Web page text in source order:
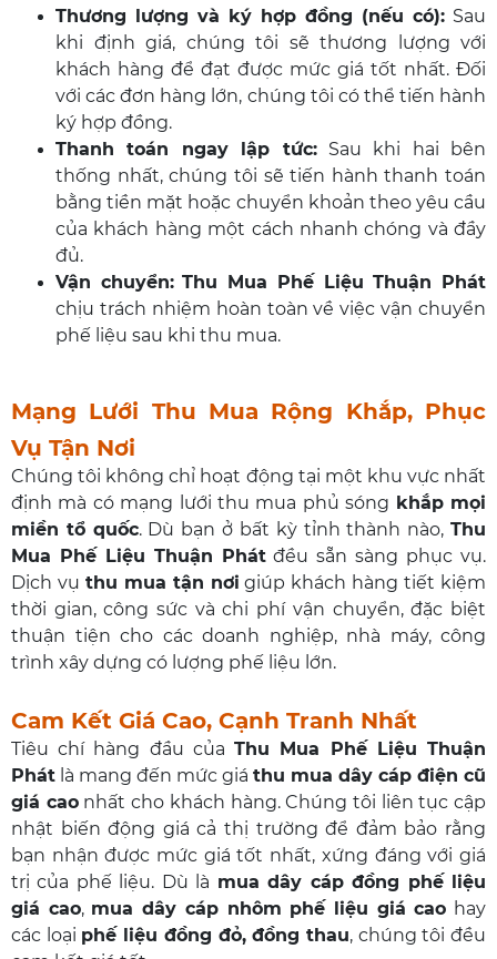
Thương lượng và ký hợp đồng (nếu có): Sau
khi định giá, chúng tôi sẽ thương lượng với
khách hàng để đạt được mức giá tốt nhất. Đối
với các đơn hàng lớn, chúng tôi có thể tiến hành
ký hợp đồng.
Thanh toán ngay lập tức:Sau khi hai bên
thống nhất, chúng tôi sẽ tiến hành thanh toán
bằng tiền mặt hoặc chuyển khoản theo yêu cầu
của khách hàng một cách nhanh chóng và đầy
đủ.
Vận chuyển: Thu Mua Phế Liệu Thuận Phát
chịu trách nhiệm hoàn toàn về việc vận chuyển
phế liệu sau khi thu mua.
Mạng Lưới Thu Mua Rộng Khắp, Phục
Vụ Tận Nơi
Chúng tôi không chỉ hoạt động tại một khu vực nhất
định mà có mạng lưới thu mua phủ sóng khắp mọi
miền tổ quốc. Dù bạn ở bất kỳ tỉnh thành nào,Thu
Mua Phế Liệu Thuận Phátđều sẵn sàng phục vụ.
Dịch vụ thu mua tận nơi giúp khách hàng tiết kiệm
thời gian, công sức và chi phí vận chuyển, đặc biệt
thuận tiện cho các doanh nghiệp, nhà máy, công
trình xây dựng có lượng phế liệu lớn.
Cam Kết Giá Cao, Cạnh Tranh Nhất
Tiêu chí hàng đầu củaThu Mua Phế Liệu Thuận
Phát là mang đến mức giá thu mua dây cáp điện cũ
giá caonhất cho khách hàng. Chúng tôi liên tục cập
nhật biến động giá cả thị trường để đảm bảo rằng
bạn nhận được mức giá tốt nhất, xứng đáng với giá
trị của phế liệu. Dù là mua dây cáp đồng phế liệu
giá cao, mua dây cáp nhôm phế liệu giá cao hay
các loại phế liệu đồng đỏ, đồng thau, chúng tôi đều